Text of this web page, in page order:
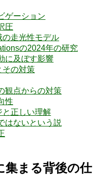
ゲーション
圧
走光性モデル
の2024年の研究
に及ぼす影響
その対策
観点からの対策
性
と正しい理解
はないという説
集まる背後の仕